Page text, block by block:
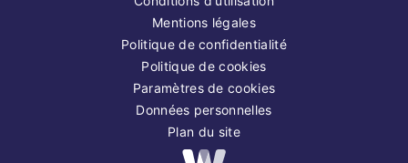
Mentions légales
Politique de confidentialité
Politique de cookies
Paramètres de cookies
Données personnelles
Plan du site